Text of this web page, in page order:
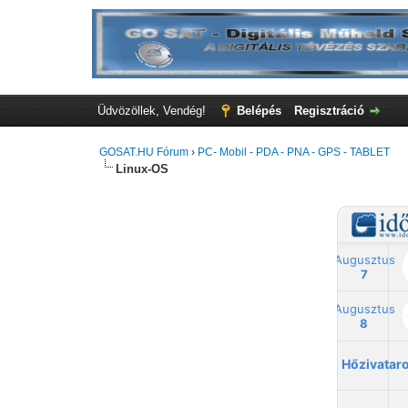
Üdvözöllek, Vendég! Belépés Regisztráció
GOSAT.HU Fórum › PC- Mobil - PDA - PNA - GPS - TABLET
Linux-OS